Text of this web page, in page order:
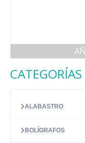
CATEGORÍAS
ALABASTRO
BOLÍGRAFOS